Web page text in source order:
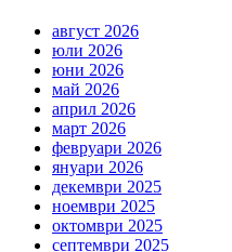
август 2026
юли 2026
юни 2026
май 2026
април 2026
март 2026
февруари 2026
януари 2026
декември 2025
ноември 2025
октомври 2025
септември 2025